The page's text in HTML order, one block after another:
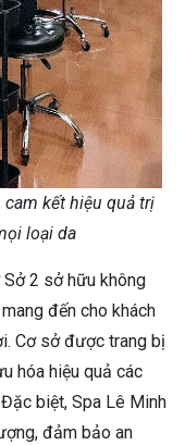
kết hiệu quả trị
loại da
2 sở hữu không
đến cho khách
Cơ sở được trang bị
hóa hiệu quả các
biệt, Spa Lê Minh
đảm bảo an